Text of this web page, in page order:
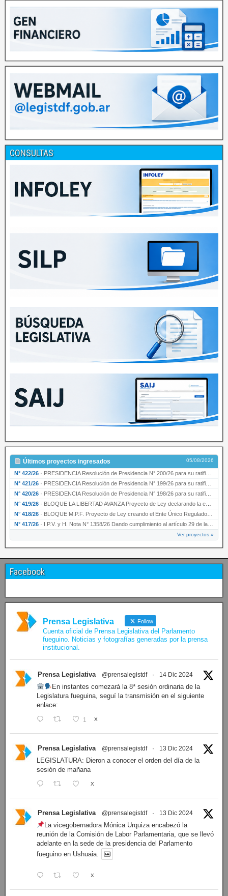
CONSULTAS
Últimos proyectos ingresados 05/08/2026
N° 422/26 · PRESIDENCIA Resolución de Presidencia N° 200/26 para su ratificación.
N° 421/26 · PRESIDENCIA Resolución de Presidencia N° 199/26 para su ratificación.
N° 420/26 · PRESIDENCIA Resolución de Presidencia N° 198/26 para su ratificación.
N° 419/26 · BLOQUE LA LIBERTAD AVANZA Proyecto de Ley declarando la esencialidad del servicio educativ…
N° 418/26 · BLOQUE M.P.F. Proyecto de Ley creando el Ente Único Regulador de servicios públicos de la …
N° 417/26 · I.P.V. y H. Nota N° 1358/26 Dando cumplimiento al artículo 29 de la Ley provincial N° 1399…
Ver proyectos »
Facebook
Prensa Legislativa Follow
Cuenta oficial de Prensa Legislativa del Parlamento
fueguino. Noticias y fotografías generadas por la prensa
institucional.
Prensa Legislativa @prensalegistdf · 14 Dic 2024
En instantes comezará la 8ª sesión ordinaria de la
Legislatura fueguina, seguí la transmisión en el siguiente
enlace:
1 X
Prensa Legislativa @prensalegistdf · 13 Dic 2024
LEGISLATURA: Dieron a conocer el orden del día de la
sesión de mañana
X
Prensa Legislativa @prensalegistdf · 13 Dic 2024
La vicegobernadora Mónica Urquiza encabezó la
reunión de la Comisión de Labor Parlamentaria, que se llevó
adelante en la sede de la presidencia del Parlamento
fueguino en Ushuaia.
X